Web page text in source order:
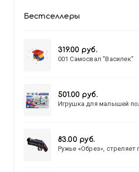
Бестселлеры
319.00 руб.
001 Самосвал "Василек"
501.00 руб.
Игрушка для малышей
83.00 руб.
Ружье «Обрез», стреляет